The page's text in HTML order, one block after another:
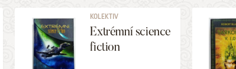
KOLEKTIV
Extrémní science
fiction